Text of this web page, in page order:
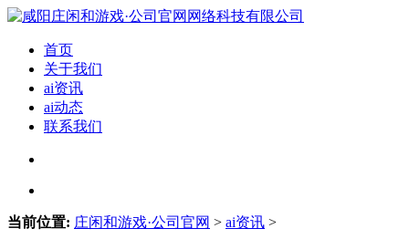
首页
关于我们
ai资讯
ai动态
联系我们
当前位置: 庄闲和游戏·公司官网 > ai资讯 >